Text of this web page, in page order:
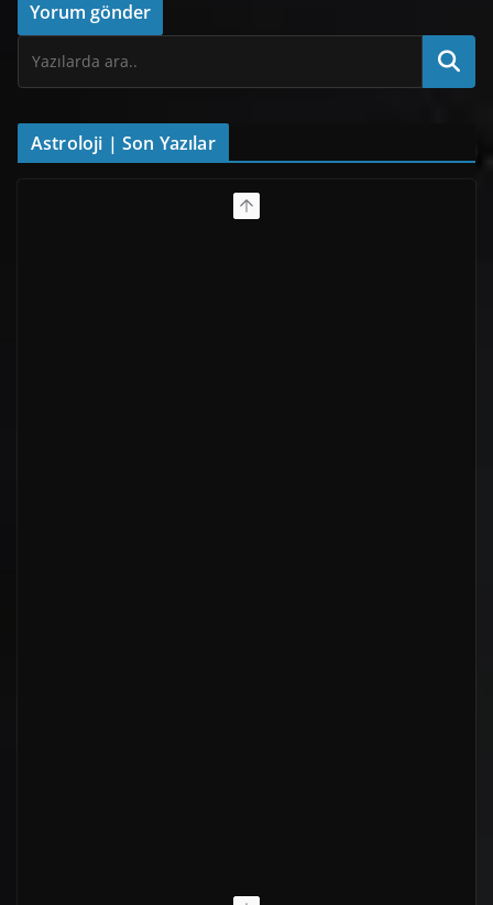
Astroloji | Son Yazılar